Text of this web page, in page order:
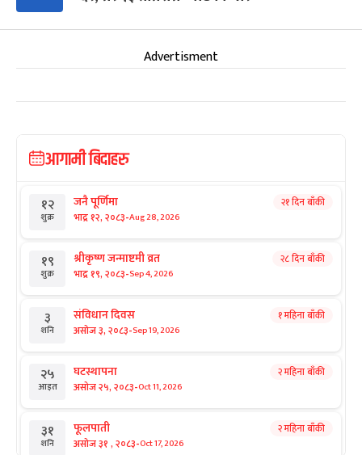
Advertisment
आगामी बिदाहरु
१२
शुक्र
जनै पूर्णिमा
भाद्र १२, २०८३-Aug 28, 2026
२१ दिन बाँकी
१९
शुक्र
श्रीकृष्ण जन्माष्टमी व्रत
भाद्र १९, २०८३-Sep 4, 2026
२८ दिन बाँकी
३
शनि
संविधान दिवस
असोज ३, २०८३-Sep 19, 2026
१ महिना बाँकी
२५
आइत
घटस्थापना
असोज २५, २०८३-Oct 11, 2026
२ महिना बाँकी
३१
शनि
फूलपाती
असोज ३१ , २०८३-Oct 17, 2026
२ महिना बाँकी